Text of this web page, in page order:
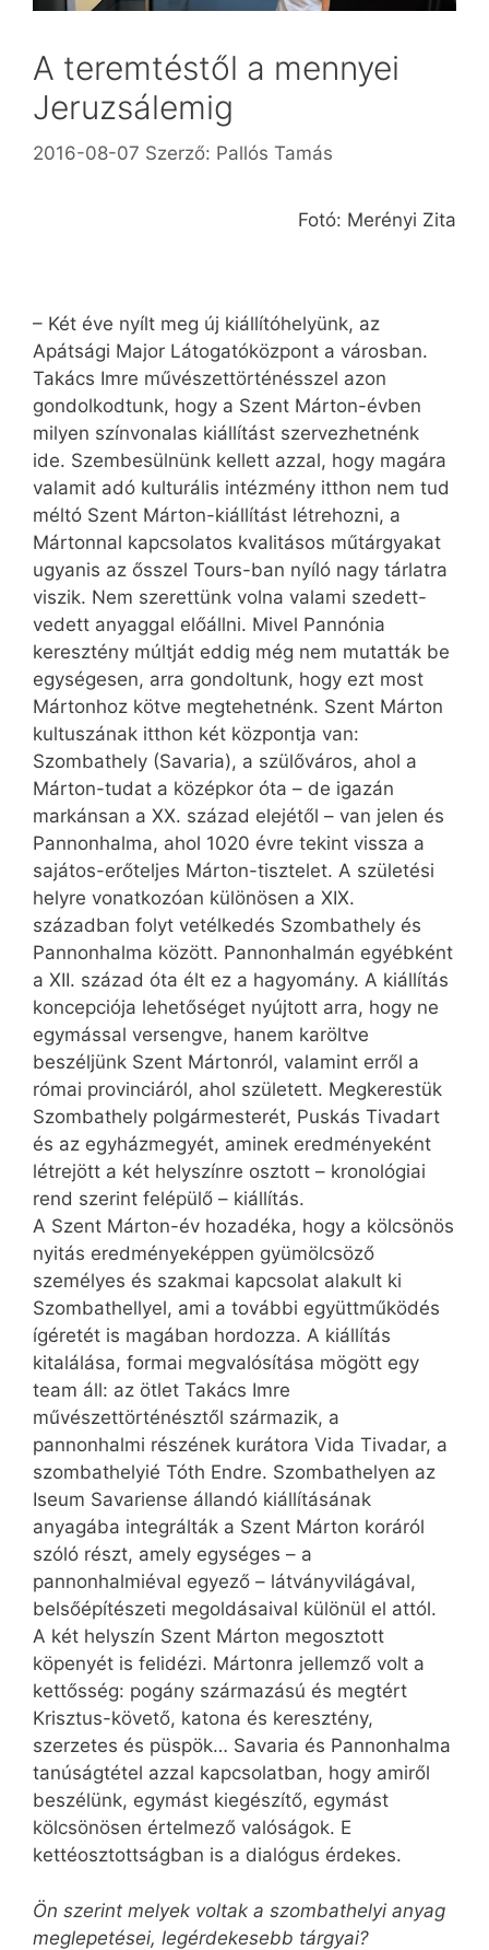
A teremtéstől a mennyei
Jeruzsálemig
2016-08-07 Szerző: Pallós Tamás
Fotó: Merényi Zita
– Két éve nyílt meg új kiállítóhelyünk, az
Apátsági Major Látogatóközpont a városban.
Takács Imre művészettörténésszel azon
gondolkodtunk, hogy a Szent Márton-évben
milyen színvonalas kiállítást szervezhetnénk
ide. Szembesülnünk kellett azzal, hogy magára
valamit adó kulturális intézmény itthon nem tud
méltó Szent Márton-kiállítást létrehozni, a
Mártonnal kapcsolatos kvalitásos műtárgyakat
ugyanis az ősszel Tours-ban nyíló nagy tárlatra
viszik. Nem szerettünk volna valami szedett-
vedett anyaggal előállni. Mivel Pannónia
keresztény múltját eddig még nem mutatták be
egységesen, arra gondoltunk, hogy ezt most
Mártonhoz kötve megtehetnénk. Szent Márton
kultuszának itthon két központja van:
Szombathely (Sa­­varia), a szülőváros, ahol a
Márton-tudat a középkor óta – de igazán
markánsan a XX. század elejétől – van jelen és
Pannonhalma, ahol 1020 évre tekint vissza a
sajátos-erőteljes Márton-tisztelet. A születési
helyre vonatkozóan különösen a XIX.
században folyt vetélkedés Szombathely és
Pannonhalma között. Pannonhalmán egyébként
a XII. század óta élt ez a hagyomány. A kiállítás
koncepciója lehetőséget nyújtott arra, hogy ne
egymással versengve, hanem kar­öltve
beszéljünk Szent Mártonról, valamint erről a
római provinciáról, ahol született. Megkerestük
Szombathely polgármesterét, Puskás Tivadart
és az egyházmegyét, aminek eredményeként
létrejött a két helyszínre osztott – kronológiai
rend szerint felépülő – kiállítás.
A Szent Márton-év hozadéka, hogy a kölcsönös
nyitás eredményeképpen gyümölcsöző
személyes és szakmai kapcsolat alakult ki
Szombathellyel, ami a további együttműködés
ígéretét is magában hordozza. A kiállítás
kitalálása, formai megvalósítása mögött egy
team áll: az ötlet Takács Imre
művészettörténésztől származik, a
pannonhalmi részének kurátora Vida Tivadar, a
szombathelyié Tóth Endre. Szombathelyen az
Iseum Savariense állandó kiállításának
anyagába integrálták a Szent Márton koráról
szóló részt, amely egységes – a
pannonhalmiéval egyező – látványvilágával,
belsőépítészeti megoldásaival különül el attól.
A két helyszín Szent Márton megosztott
köpenyét is felidézi. Mártonra jellemző volt a
kettősség: pogány származású és megtért
Krisztus-követő, katona és keresztény,
szerzetes és püspök… Savaria és Pannonhalma
tanúságtétel azzal kapcsolatban, hogy amiről
beszélünk, egymást kiegészítő, egymást
kölcsönösen értelmező valóságok. E
kettéosztottságban is a dialógus érdekes.
Ön szerint melyek voltak a szombathelyi anyag
meglepetései, legérdekesebb tárgyai?